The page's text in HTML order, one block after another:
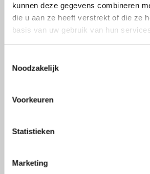
kunnen deze gegevens combineren
die u aan ze heeft verstrekt of die ze
basis van uw gebruik van hun
Noodzakelijk
Voorkeuren
Statistieken
Marketing
Maak je bestelling